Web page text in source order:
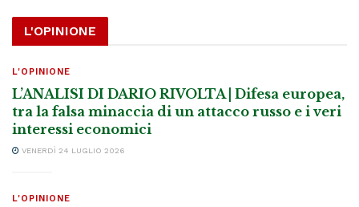
L'OPINIONE
L'OPINIONE
L’ANALISI DI DARIO RIVOLTA | Difesa europea,
tra la falsa minaccia di un attacco russo e i veri
interessi economici
VENERDÌ 24 LUGLIO 2026
L'OPINIONE